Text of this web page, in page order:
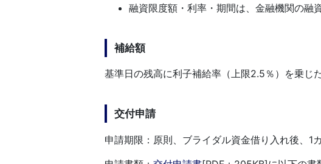
融資限度額・利率・期間は、金融機関の融
補給額
基準日の残高に利子補給率（上限2.5％）を乗じ
交付申請
申請期限：原則、ブライダル資金借り入れ後、1